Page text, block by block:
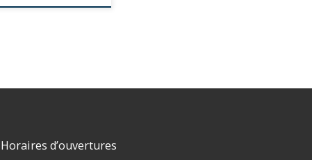
Horaires d’ouvertures